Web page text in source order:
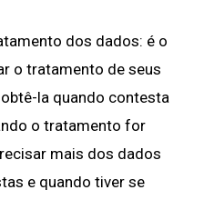
dos dados: é o
o tratamento de seus
la quando contesta
o tratamento for
mais dos dados
e quando tiver se